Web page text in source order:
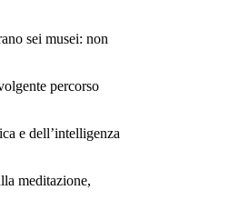
sei musei: non
percorso
e dell’intelligenza
meditazione,